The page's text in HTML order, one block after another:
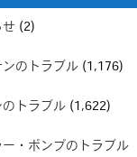
せ (2)
ンのトラブル(1,176)
のトラブル(1,622)
ー・ポンプのトラブル